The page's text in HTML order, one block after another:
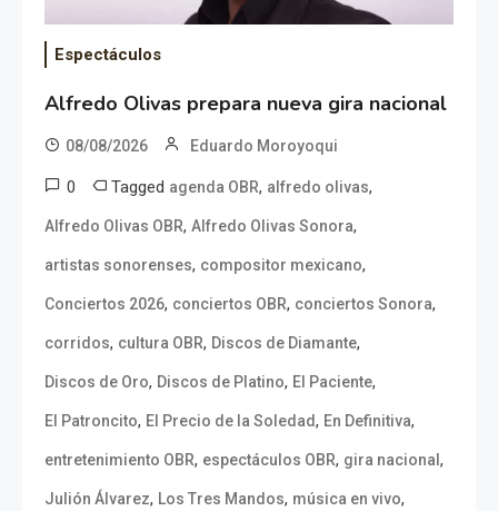
Espectáculos
Alfredo Olivas prepara nueva gira nacional
08/08/2026 Eduardo Moroyoqui
0 Tagged agenda OBR, alfredo olivas,
Alfredo Olivas OBR, Alfredo Olivas Sonora,
artistas sonorenses, compositor mexicano,
Conciertos 2026, conciertos OBR, conciertos Sonora,
corridos, cultura OBR, Discos de Diamante,
Discos de Oro, Discos de Platino, El Paciente,
El Patroncito, El Precio de la Soledad, En Definitiva,
entretenimiento OBR, espectáculos OBR, gira nacional ,
Julión Álvarez, Los Tres Mandos, música en vivo,